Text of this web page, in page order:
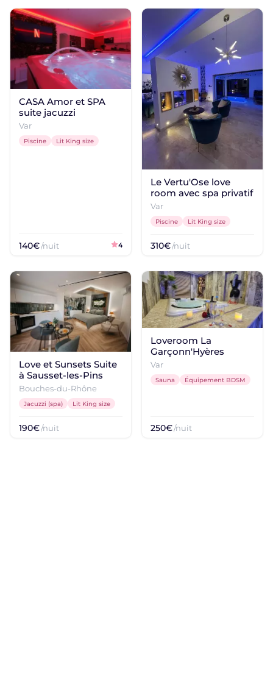
CASA Amor et SPA
suite jacuzzi
Var
Piscine Lit King size
140€/nuit 4
Le Vertu'Ose love
room avec spa privatif
Var
Piscine Lit King size
310€/nuit
Love et Sunsets Suite
à Sausset-les-Pins
Bouches-du-Rhône
Jacuzzi (spa) Lit King size
190€/nuit
Loveroom La
Garçonn'Hyères
Var
Sauna Équipement BDSM
250€/nuit